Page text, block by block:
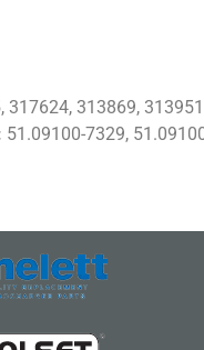
317624, 313869,
51.09100-7329,